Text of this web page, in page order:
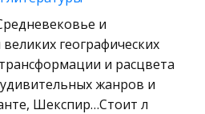
право
России
и
географических
и расцвета
удивительных жанров и
Шекспир…Стоит л